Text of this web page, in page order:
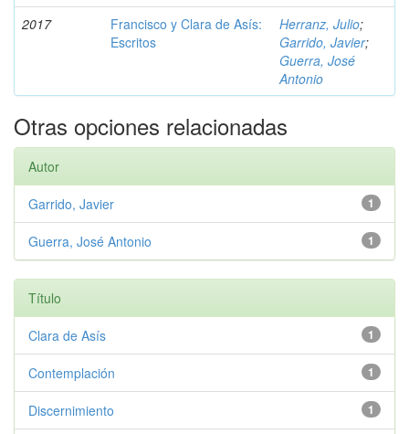
2017
Francisco y Clara de Asís:
Escritos
Herranz, Julio;
Garrido, Javier;
Guerra, José
Antonio
Otras opciones relacionadas
Autor
1
Garrido, Javier
1
Guerra, José Antonio
Título
1
Clara de Asís
1
Contemplación
1
Discernimiento